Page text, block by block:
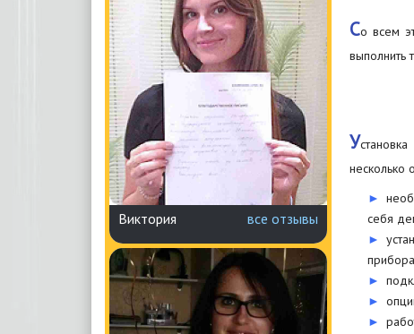
Виктория все отзывы
Со всем
выполнить
У
несколько
себя